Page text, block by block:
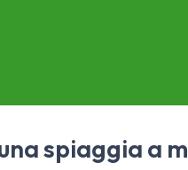
spiaggia a